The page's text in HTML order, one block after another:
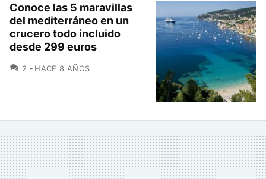
Conoce las 5 maravillas
del mediterráneo en un
crucero todo incluido
desde 299 euros
2 COMENTARIOS
HACE 8 AÑOS